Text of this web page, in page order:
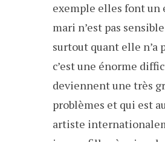
exemple elles font un
mari n’est pas
surtout quant elle n’a
c’est une énorme
deviennent une très
problèmes et qui est
artiste